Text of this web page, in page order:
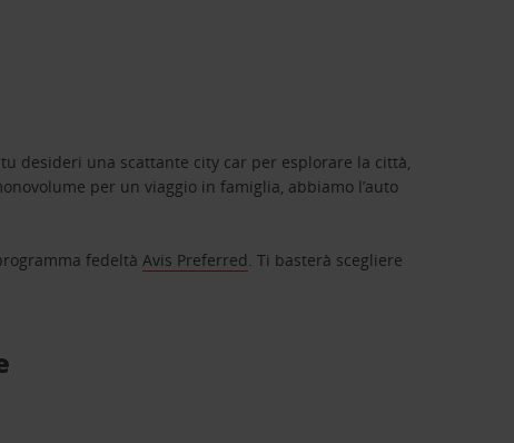
desideri una scattante city car per esplorare la città,
per un viaggio in famiglia, abbiamo l’auto
fedeltàAvis Preferred. Ti basterà scegliere